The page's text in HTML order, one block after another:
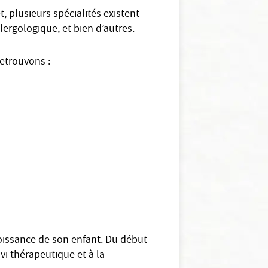
plusieurs spécialités existent
et bien d’autres.
:
de son enfant. Du début
thérapeutique et à la